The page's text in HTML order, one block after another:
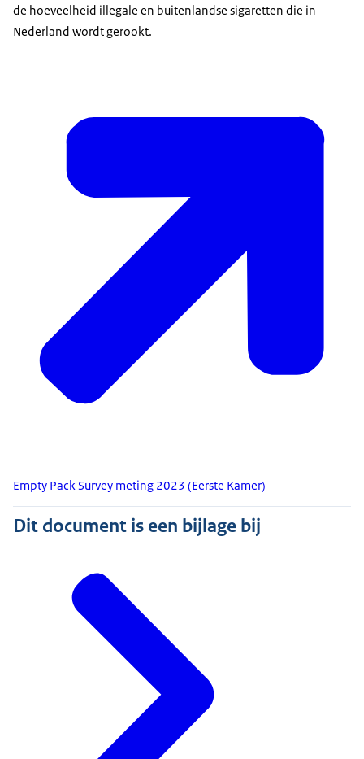
de hoeveelheid illegale en buitenlandse sigaretten die in
Nederland wordt gerookt.
Empty Pack Survey meting 2023 (Eerste Kamer)
Dit document is een bijlage bij